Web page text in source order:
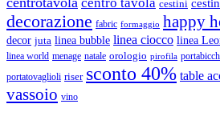
cestini
decorazione fabric formaggio happy
decor juta linea bubble linea ciocco linea
linea world menage natale orologio pirofila
portatovaglioli riser sconto 40% table
vassoio vino